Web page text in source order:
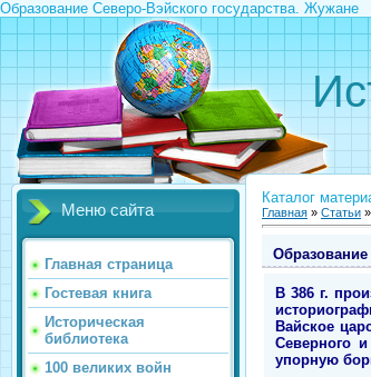
Образование Северо-Вэйского государства. Жужане
Меню сайта
Главная страница
Гостевая книга
Историческая
библиотека
100 великих войн
Каталог
Главная » Статьи »
Образование
В 386 г.
Вайское
Северного
упорную